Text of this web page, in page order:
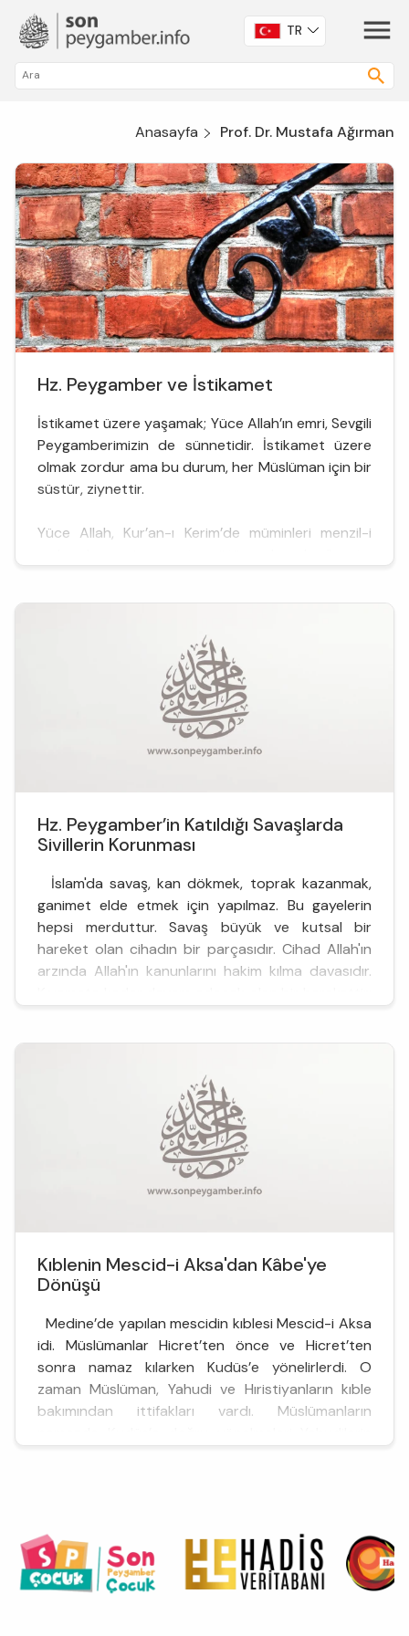
TR
Anasayfa Prof. Dr. Mustafa Ağırman
Hz. Peygamber ve İstikamet
İstikamet üzere yaşamak; Yüce Allah’ın emri, Sevgili
Peygamberimizin de sünnetidir. İstikamet üzere
olmak zordur ama bu durum, her Müslüman için bir
süstür, ziynettir.
Yüce Allah, Kur’an-ı Kerim’de müminleri menzil-i
kıldığımız namazların her rekâtında okuduğumuz
Hz. Peygamber’in Katıldığı Savaşlarda
Sivillerin Korunması
İslam'da savaş, kan dökmek, toprak kazanmak,
ganimet elde etmek için yapılmaz. Bu gayelerin
hepsi merduttur. Savaş büyük ve kutsal bir
hareket olan cihadın bir parçasıdır. Cihad Allah'ın
arzında Allah'ın kanunlarını hakim kılma davasıdır.
Kıblenin Mescid-i Aksa'dan Kâbe'ye
Dönüşü
Medine’de yapılan mescidin kıblesi Mescid-i Aksa
idi. Müslümanlar Hicret’ten önce ve Hicret’ten
sonra namaz kılarken Kudüs’e yönelirlerdi. O
zaman Müslüman, Yahudi ve Hıristiyanların kıble
bakımından ittifakları vardı. Müslümanların